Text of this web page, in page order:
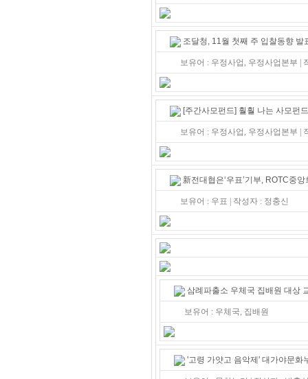
조달청, 11월 첫째 주 입찰동향 발
보유어 : 우정사업, 우정사업본부
[주간사모펀드] 훨훨 나는 사모펀
보유어 : 우정사업, 우정사업본부
新전대협은‘우표’기부, ROTC중
보유어 : 우표 | 작성자 : 정충신
삼례파출소 우체국 집배원 대상
보유어 : 우체국, 집배원
'고령 가얏고 음악제' 대가야문화